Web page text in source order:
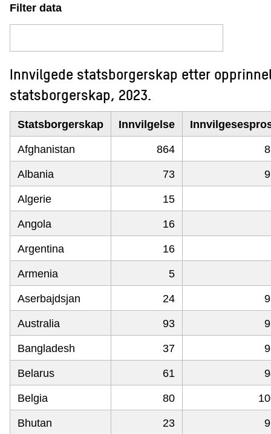
Filter data
Innvilgede statsborgerskap etter
statsborgerskap, 2023.
Statsborgerskap Innvilgelse
Afghanistan 864
Albania 73
Algerie 15
Angola 16
Argentina 16
Armenia 5
Aserbajdsjan 24
Australia 93
Bangladesh 37
Belarus 61
Belgia 80
Bhutan 23